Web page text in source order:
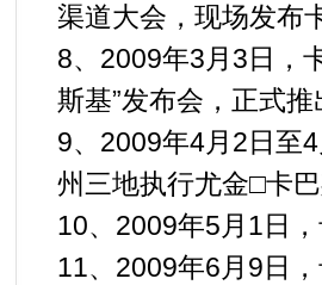
渠道大会，现场发布
8、2009年3月3日，
斯基”发布会，正式
9、2009年4月2日至
州三地执行尤金□卡
10、2009年5月1日
11、2009年6月9日